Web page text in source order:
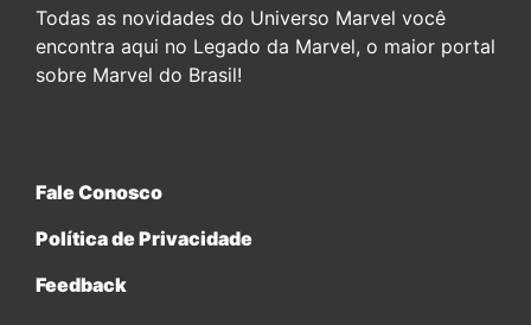
Todas as novidades do Universo Marvel você
encontra aqui no Legado da Marvel, o maior portal
sobre Marvel do Brasil!
Fale Conosco
Política de Privacidade
Feedback